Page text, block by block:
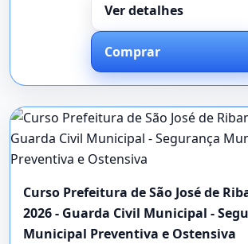
Ver detalhes
Comprar
Curso Prefeitura de São José de
2026 - Guarda Civil Municipal -
Municipal Preventiva e Ostensiva